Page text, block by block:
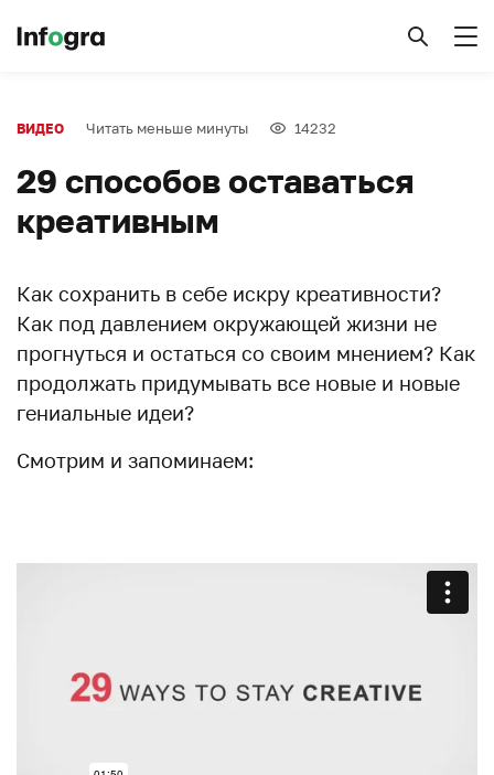
ВИДЕО Читать меньше минуты 14232
29 способов оставаться
креативным
Как сохранить в себе искру креативности?
Как под давлением окружающей жизни не
прогнуться и остаться со своим мнением? Как
продолжать придумывать все новые и новые
гениальные идеи?
Смотрим и запоминаем: